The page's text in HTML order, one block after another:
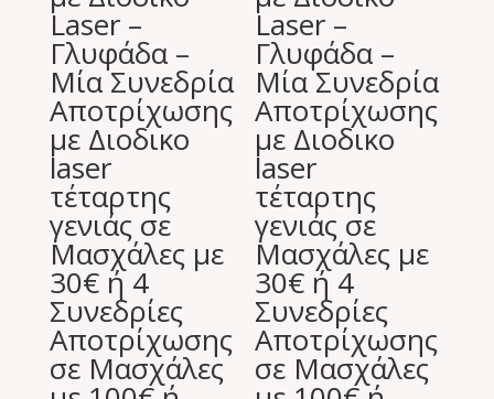
Laser –
Γλυφάδα –
Μία Συνεδρία
Αποτρίχωσης
με Διοδικο
laser
τέταρτης
γενιάς σε
Μασχάλες με
30€ ή 4
Συνεδρίες
Αποτρίχωσης
σε Μασχάλες
Laser –
Γλυφάδα –
Μία Συνεδρία
Αποτρίχωσης
με Διοδικο
laser
τέταρτης
γενιάς σε
Μασχάλες με
30€ ή 4
Συνεδρίες
Αποτρίχωσης
σε Μασχάλες